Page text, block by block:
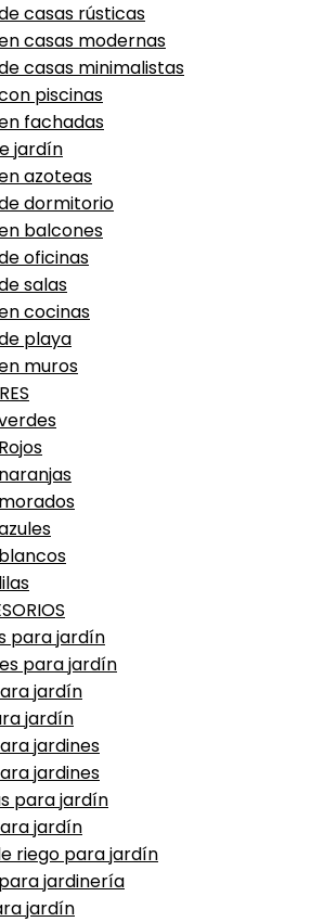
casas rústicas
casas modernas
casas minimalistas
piscinas
fachadas
jardín
azoteas
dormitorio
balcones
oficinas
salas
cocinas
playa
muros
para jardín
para jardín
jardín
jardín
jardines
jardines
para jardín
jardín
riego para jardín
jardinería
jardín